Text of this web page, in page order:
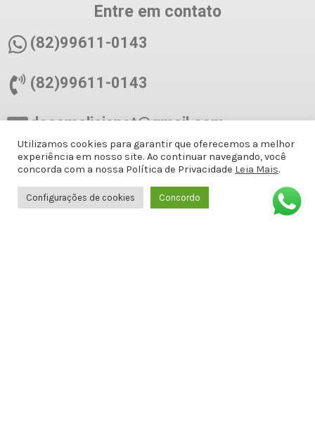
Entre em contato
(82)99611-0143
(82)99611-0143
docemalicianet@gmail.com
Avenida Doutor Antônio Gomes de
ANDAR SALA 8 - Jatiúca, Maceió - AL,
Utilizamos cookies para garantir que oferecemos a melhor
experiência em nosso site. Ao continuar navegando, você
concorda com a nossa Política de Privacidade Leia Mais.
Configurações de cookies Concordo